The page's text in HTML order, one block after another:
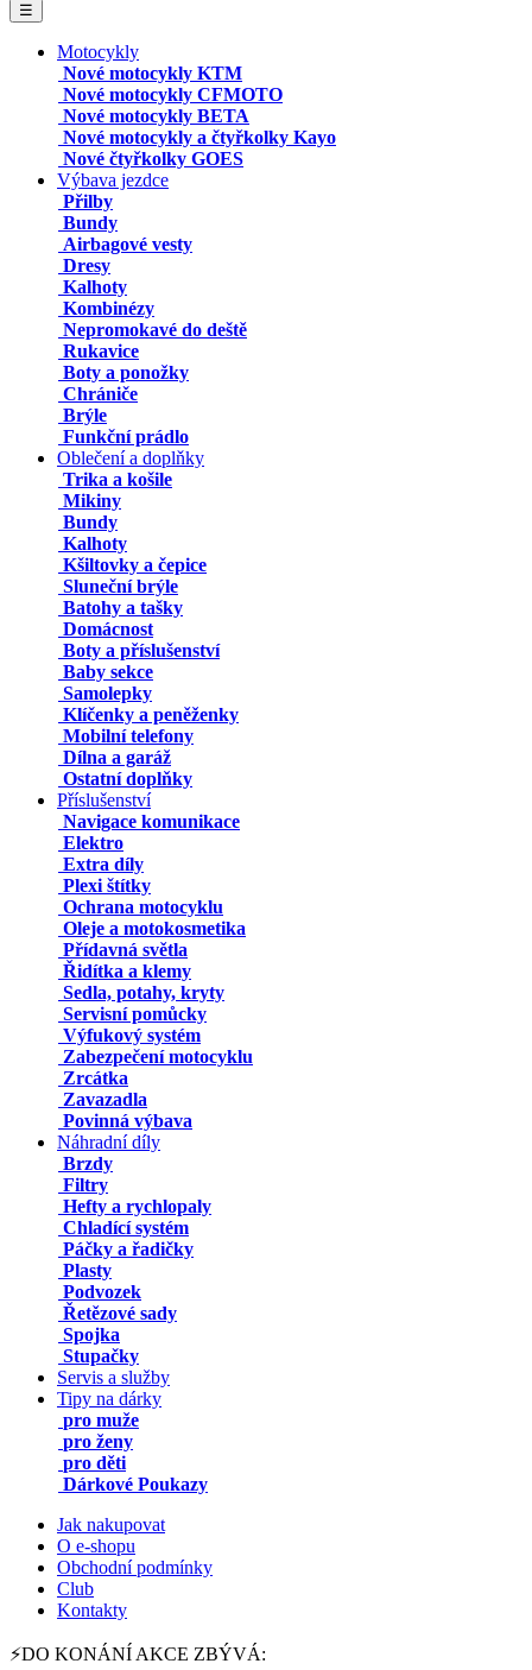
☰
Motocykly
Nové motocykly KTM
Nové motocykly CFMOTO
Nové motocykly BETA
Nové motocykly a čtyřkolky Kayo
Nové čtyřkolky GOES
Výbava jezdce
Přilby
Bundy
Airbagové vesty
Dresy
Kalhoty
Kombinézy
Nepromokavé do deště
Rukavice
Boty a ponožky
Chrániče
Brýle
Funkční prádlo
Oblečení a doplňky
Trika a košile
Mikiny
Bundy
Kalhoty
Kšiltovky a čepice
Sluneční brýle
Batohy a tašky
Domácnost
Boty a příslušenství
Baby sekce
Samolepky
Klíčenky a peněženky
Mobilní telefony
Dílna a garáž
Ostatní doplňky
Příslušenství
Navigace komunikace
Elektro
Extra díly
Plexi štítky
Ochrana motocyklu
Oleje a motokosmetika
Přídavná světla
Řidítka a klemy
Sedla, potahy, kryty
Servisní pomůcky
Výfukový systém
Zabezpečení motocyklu
Zrcátka
Zavazadla
Povinná výbava
Náhradní díly
Brzdy
Filtry
Hefty a rychlopaly
Chladící systém
Páčky a řadičky
Plasty
Podvozek
Řetězové sady
Spojka
Stupačky
Servis a služby
Tipy na dárky
pro muže
pro ženy
pro děti
Dárkové Poukazy
Jak nakupovat
O e-shopu
Obchodní podmínky
Club
Kontakty
⚡DO KONÁNÍ AKCE ZBÝVÁ: